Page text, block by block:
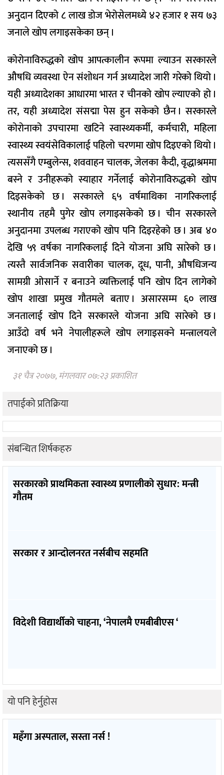
अनुदान दिएको ८ लाख डोज भेरोसेलमध्ये ४२ हजार १ सय ७३
जनाले खोप लगाइसकेका छन् ।
कोरोनाविरुद्धको खोप आपत्कालीन रूपमा ल्याउन सरकारले
औषधि व्यवस्था ऐन संशोधन गर्न अध्यादेश जारी गरेको थियो ।
यही अध्यादेशका आधारमा भारत र चीनको खोप ल्याएको हो ।
तर, यही अध्यादेश संसद्मा पेस हुन सकेको छैन । सरकारले
कोरोनाको उपचारमा खटिने स्वास्थ्यकर्मी, कर्मचारी, महिला
स्वास्थ्य स्वयंसेविकालाई पहिलो चरणमा खोप दिइएको थियो ।
त्यससँगै एम्बुलेन्स, शववाहन चालक, जेलका कैदी, वृद्धाश्रममा
बस्ने र उनीहरूको स्याहार गर्नेलाई कोरोनाविरुद्धको खोप
दिइसकेको छ । सरकारले ६५ वर्षमाथिका नागरिकलाई
स्थानीय तहमै पुगेर खोप लगाइसकेको छ । चीन सरकारले
अनुदानमा उपलब्ध गराएको खोप पनि दिइरहेको छ । अब ४०
देखि ५९ वर्षका नागरिकलाई दिने योजना अघि सारेको छ ।
त्यस्तै सार्वजनिक सवारीका चालक, दूध, पानी, औषधिजन्य
सामग्री ओसार्ने र बनाउने व्यक्तिलाई पनि खोप दिन लागेको
खोप शाखा प्रमुख गौतमले बताए । असारसम्म ६० लाख
जनतालाई खोप दिने सरकारले योजना अघि सारेको छ ।
आउँदो वर्ष भने नेपालीहरूले खोप लगाइसक्ने मन्त्रालयले
जनाएको छ ।
३१ चैत्र २०७७, मंगलवार ०७:२३ प्रकाशित
तपाईको प्रतिक्रिया
संबन्धित शिर्षकहरु
सरकारको प्राथमिकता स्वास्थ्य प्रणालीको सुधार: मन्त्री
गौतम
सरकार र आन्दोलनरत नर्सबीच सहमति
विदेशी विद्यार्थीको चाहना, ‘नेपालमै एमबीबीएस ‘
यो पनि हेर्नुहोस
महँगा अस्पताल, सस्ता नर्स !